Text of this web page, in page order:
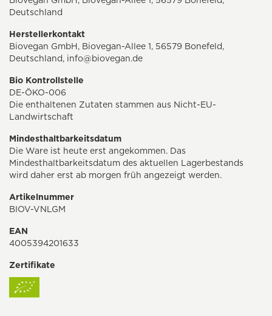
Deutschland
Herstellerkontakt
Biovegan GmbH, Biovegan-Allee 1, 56579 Bonefeld,
Deutschland, info@biovegan.de
Bio Kontrollstelle
DE-ÖKO-006
Die enthaltenen Zutaten stammen aus Nicht-EU-
Landwirtschaft
Mindesthaltbarkeitsdatum
Die Ware ist heute erst angekommen. Das
Mindesthaltbarkeitsdatum des aktuellen Lagerbestands
wird daher erst ab morgen früh angezeigt werden.
Artikelnummer
BIOV-VNLGM
EAN
4005394201633
Zertifikate